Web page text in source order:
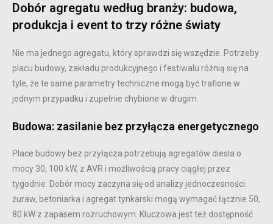
Dobór agregatu według branży: budowa,
produkcja i event to trzy różne światy
Nie ma jednego agregatu, który sprawdzi się wszędzie. Potrzeby
placu budowy, zakładu produkcyjnego i festiwalu różnią się na
tyle, że te same parametry techniczne mogą być trafione w
jednym przypadku i zupełnie chybione w drugim.
Budowa: zasilanie bez przyłącza energetycznego
Place budowy bez przyłącza potrzebują agregatów diesla o
mocy 30, 100 kW, z AVR i możliwością pracy ciągłej przez
tygodnie. Dobór mocy zaczyna się od analizy jednoczesności:
żuraw, betoniarka i agregat tynkarski mogą wymagać łącznie 50,
80 kW z zapasem rozruchowym. Kluczowa jest też dostępność